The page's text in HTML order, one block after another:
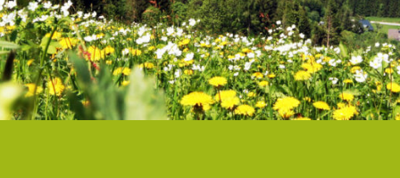
consultation.
Call us today at(555) 802-1234